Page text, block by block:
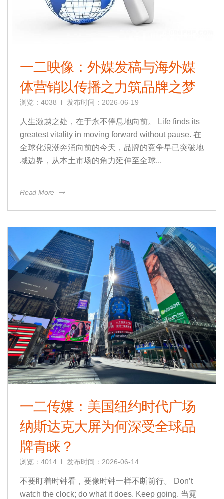
一二映像：外媒发稿与海外媒
体营销以传播之力筑品牌之梦
浏览：4038 发布时间：2026-06-19
人生激越之处，在于永不停息地向前。 Life finds its
greatest vitality in moving forward without pause. 在
全球化浪潮奔涌向前的今天，品牌的竞争早已突破地
域边界，从本土市场的角力延伸至全球...
Read More
一二传媒：美国纽约时代广场
纳斯达克大屏为何深受全球品
牌青睐？
浏览：4014 发布时间：2026-06-14
不要盯着时钟看，要像时钟一样不断前行。 Don’t
watch the clock; do what it does. Keep going. 当霓